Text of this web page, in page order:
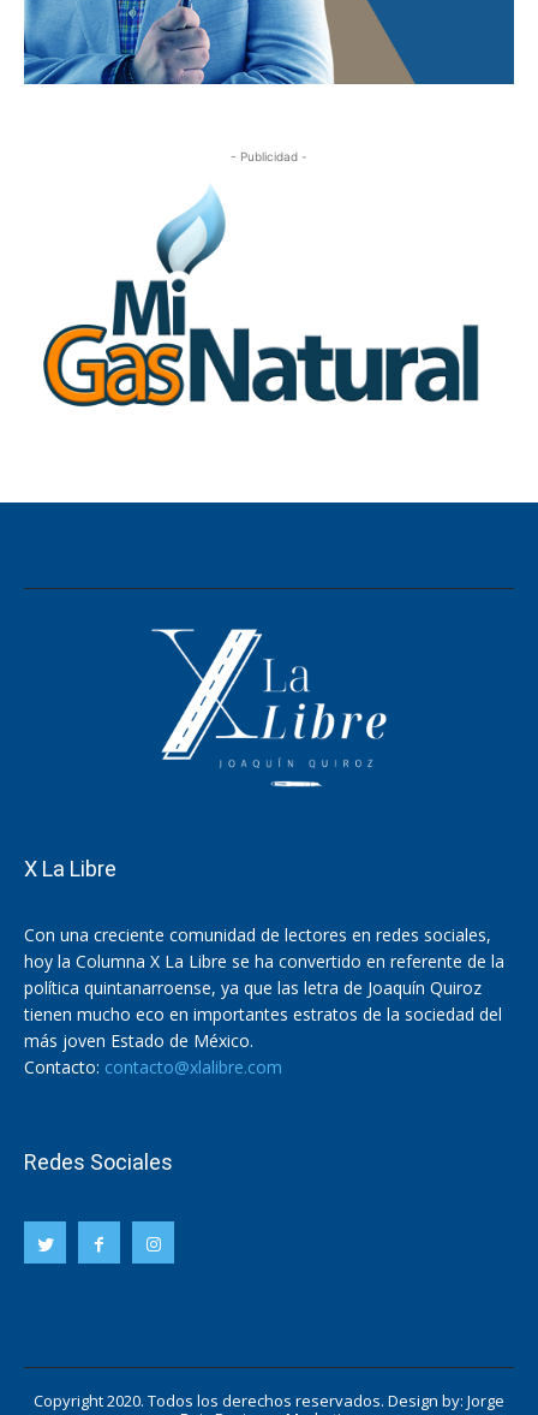
X La Libre
Con una creciente comunidad de lectores en redes sociales,
hoy la Columna X La Libre se ha convertido en referente de la
política quintanarroense, ya que las letra de Joaquín Quiroz
tienen mucho eco en importantes estratos de la sociedad del
más joven Estado de México.
Contacto: contacto@xlalibre.com
Redes Sociales
Copyright 2020. Todos los derechos reservados. Design by: Jorge